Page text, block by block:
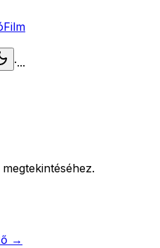
Film
·...
→